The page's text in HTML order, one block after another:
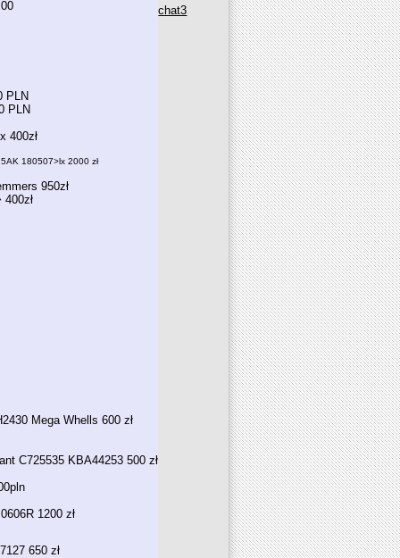
PLN
PLN
400zł
180507>lx 2000 zł
950zł
Mega Whells 600 zł
C725535 KBA44253 500 zł
1200 zł
650 zł
chat3